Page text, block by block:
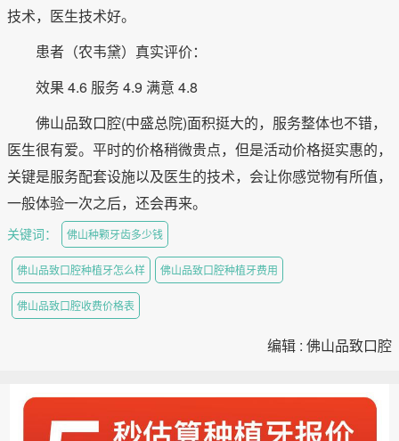
技术，医生技术好。
患者（农韦黛）真实评价：
效果 4.6 服务 4.9 满意 4.8
佛山品致口腔(中盛总院)面积挺大的，服务整体也不错，
医生很有爱。平时的价格稍微贵点，但是活动价格挺实惠的，
关键是服务配套设施以及医生的技术，会让你感觉物有所值，
一般体验一次之后，还会再来。
关键词： 佛山种颗牙齿多少钱
佛山品致口腔种植牙怎么样 佛山品致口腔种植牙费用
佛山品致口腔收费价格表
编辑 : 佛山品致口腔